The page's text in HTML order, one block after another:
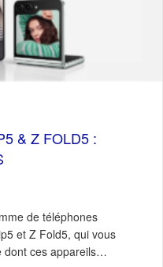
& Z FOLD5 :
de téléphones
et Z Fold5, qui vous
dont ces appareils…